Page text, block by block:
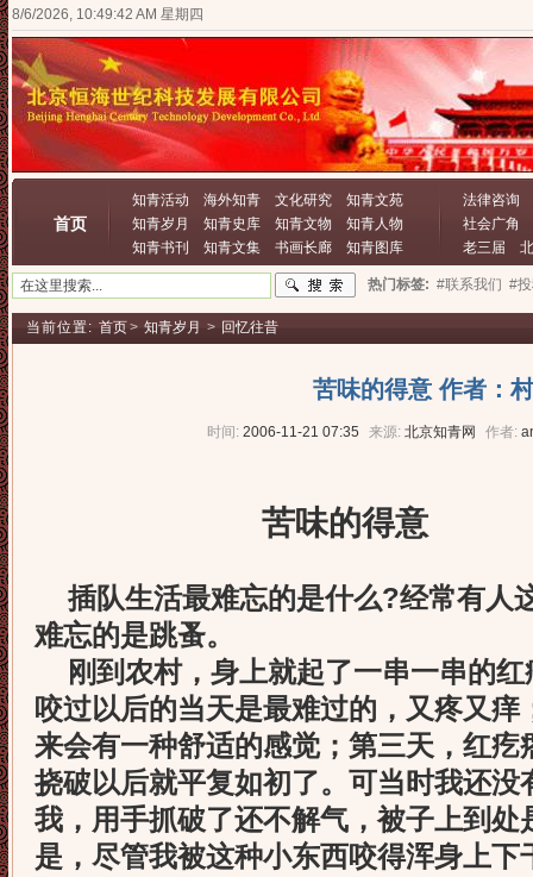
8/6/2026, 10:49:42 AM 星期四
首页
知青活动 海外知青 文化研究
知青文苑
知青岁月
知青史库 知青文物
知青人物
知青书刊
知青文集 书画长廊 知青图库
法律咨询
社会广角
老三届
热门标签: #联系我们 #
当前位置: 首页> 知青岁月 > 回忆往昔
苦味的得意 作者：
时间: 2006-11-21 07:35 来源: 北京知青网 作者:
苦味的得意
插队生活最难忘的是什么?经常有人
难忘的是跳蚤。
刚到农村，身上就起了一串一串的红
咬过以后的当天是最难过的，又疼又痒
来会有一种舒适的感觉；第三天，红
挠破以后就平复如初了。可当时我还没
我，用手抓破了还不解气，被子上到处
是，尽管我被这种小东西咬得浑身上